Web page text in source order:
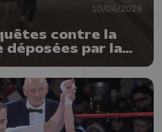
10/04/2026
contre la
par la